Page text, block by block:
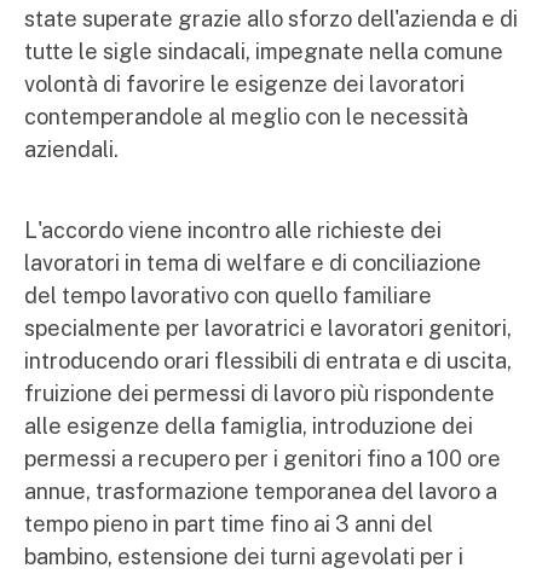
state superate grazie allo sforzo dell'azienda e di
tutte le sigle sindacali, impegnate nella comune
volontà di favorire le esigenze dei lavoratori
contemperandole al meglio con le necessità
aziendali.
L'accordo viene incontro alle richieste dei
lavoratori in tema di welfare e di conciliazione
del tempo lavorativo con quello familiare
specialmente per lavoratrici e lavoratori genitori,
introducendo orari flessibili di entrata e di uscita,
fruizione dei permessi di lavoro più rispondente
alle esigenze della famiglia, introduzione dei
permessi a recupero per i genitori fino a 100 ore
annue, trasformazione temporanea del lavoro a
tempo pieno in part time fino ai 3 anni del
bambino, estensione dei turni agevolati per i